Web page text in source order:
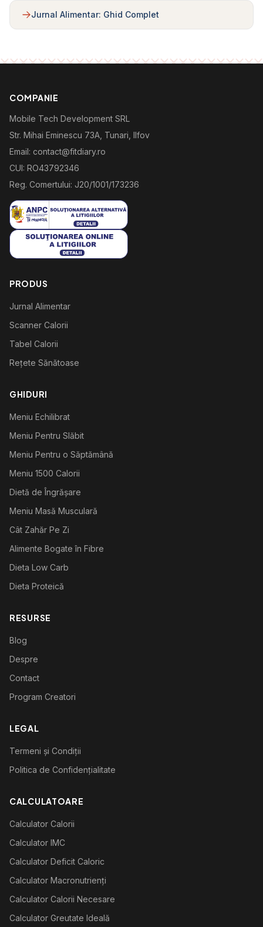
Jurnal Alimentar: Ghid Complet
COMPANIE
Mobile Tech Development SRL
Str. Mihai Eminescu 73A, Tunari, Ilfov
Email: contact@fitdiary.ro
CUI: RO43792346
Reg. Comertului: J20/1001/173236
PRODUS
Jurnal Alimentar
Scanner Calorii
Tabel Calorii
Rețete Sănătoase
GHIDURI
Meniu Echilibrat
Meniu Pentru Slăbit
Meniu Pentru o Săptămână
Meniu 1500 Calorii
Dietă de Îngrășare
Meniu Masă Musculară
Cât Zahăr Pe Zi
Alimente Bogate în Fibre
Dieta Low Carb
Dieta Proteică
RESURSE
Blog
Despre
Contact
Program Creatori
LEGAL
Termeni și Condiții
Politica de Confidențialitate
CALCULATOARE
Calculator Calorii
Calculator IMC
Calculator Deficit Caloric
Calculator Macronutrienți
Calculator Calorii Necesare
Calculator Greutate Ideală